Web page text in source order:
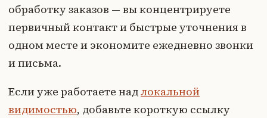
обработку заказов — вы концентрируете
первичный контакт и быстрые уточнения в
одном месте и экономите ежедневно звонки
и письма.
Если уже работаете надлокальной
видимостью, добавьте короткую ссылку